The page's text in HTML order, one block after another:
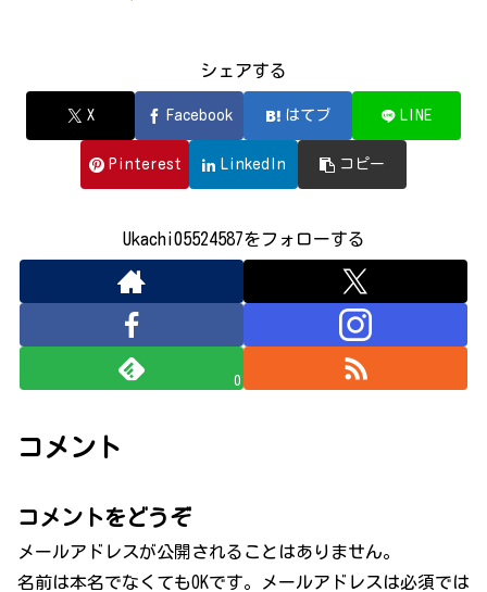
シェアする
X Facebook はてブ LINE
Pinterest LinkedIn コピー
Ukachi05524587をフォローする
0
コメント
コメントをどうぞ
メールアドレスが公開されることはありません。
名前は本名でなくてもOKです。メールアドレスは必須では